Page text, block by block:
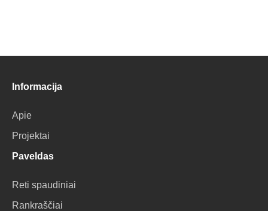
Informacija
Apie
Projektai
Paveldas
Reti spaudiniai
Rankraščiai